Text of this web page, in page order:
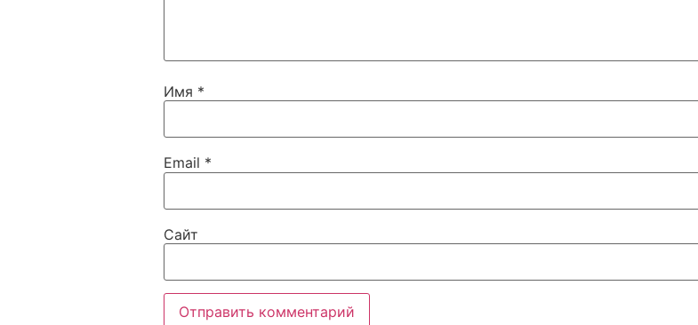
Имя *
Email *
Сайт